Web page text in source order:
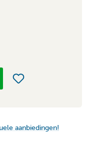
aanbiedingen!